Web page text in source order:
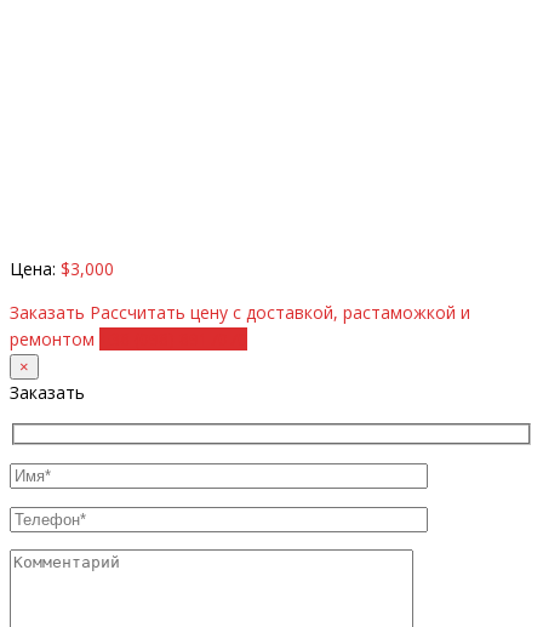
Цена: $3,000
Заказать Рассчитать цену с доставкой, растаможкой и
ремонтом
×
Заказать